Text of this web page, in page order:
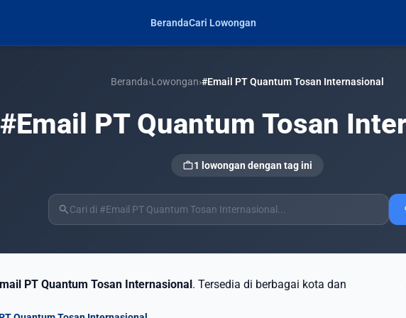
BerandaCari Lowongan
Beranda›Lowongan›#Email PT Quantum Tosan Internasional
#Email PT Quantum Tosan
work1 lowongan dengan tag ini
search
PT Quantum Tosan Internasional. Tersedia di berbagai kota dan